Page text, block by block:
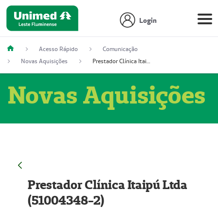
Login
Acesso Rápido
Comunicação
Novas Aquisições
Prestador Clínica Itaipú Ltda (51004348-2)
Novas Aquisições
Prestador Clínica Itaipú Ltda
(51004348-2)